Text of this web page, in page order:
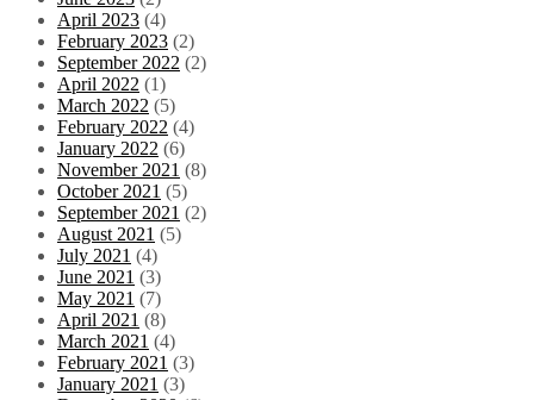
April 2023 (4)
February 2023 (2)
September 2022 (2)
April 2022 (1)
March 2022 (5)
February 2022 (4)
January 2022 (6)
November 2021 (8)
October 2021 (5)
September 2021 (2)
August 2021 (5)
July 2021 (4)
June 2021 (3)
May 2021 (7)
April 2021 (8)
March 2021 (4)
February 2021 (3)
January 2021 (3)